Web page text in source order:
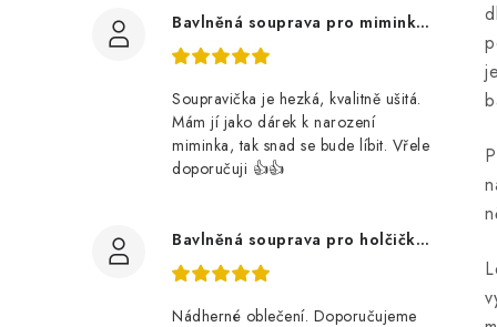
Bavlněná souprava pro miminko, zvířátka v lese
Soupravička je hezká, kvalitně ušitá.
Mám jí jako dárek k narození
miminka, tak snad se bude líbit. Vřele
doporučuji 👍👍
Bavlněná souprava pro holčičku, tmavé květy
Nádherné oblečení. Doporučujeme